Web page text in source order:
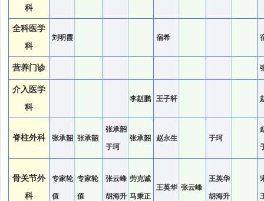
科
全科医学
科
刘明霞 宿希
营养门诊
介入医学
科
李赵鹏 王子轩
脊柱外科 张承韶 张承韶
张承韶
于珂
张承韶 赵永生 于珂
骨关节外
科
专家轮
值
专家轮
值
张云峰
胡海升
劳克诚
马秉正
王英华 张云峰
王英华
胡海升